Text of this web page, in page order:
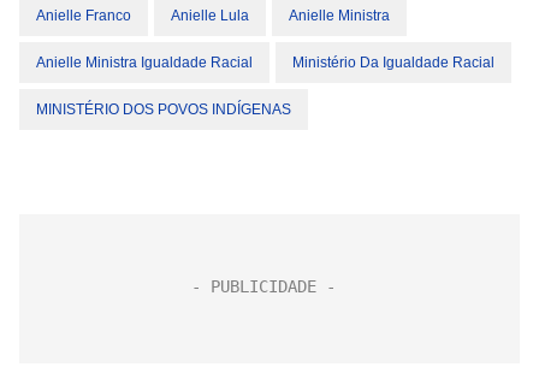
Anielle Franco Anielle Lula Anielle Ministra
Anielle Ministra Igualdade Racial Ministério Da Igualdade Racial
MINISTÉRIO DOS POVOS INDÍGENAS